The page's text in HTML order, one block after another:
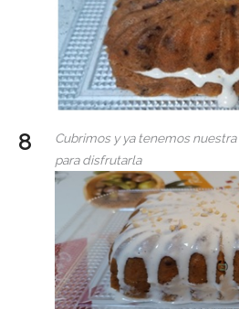
Cubrimos y ya tenemos nuestra
para disfrutarla